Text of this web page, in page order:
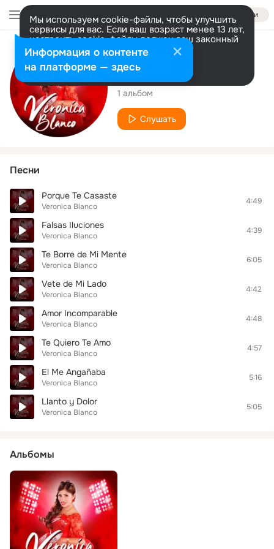
Войти
Мы используем cookie-файлы, чтобы улучшить
сервисы для вас. Если ваш возраст менее 13 лет,
настроить cookie-файлы должен ваш законный
представитель. Больше информации
Разрешить все Настроить
Исполнитель
Veronica Blanco
1 альбом
Слушать
Песни
Porque Te Casaste
Veronica Blanco
4:49
Falsas Iluciones
Veronica Blanco
4:39
Te Borre de Mi Mente
Veronica Blanco
6:05
Vete de Mi Lado
Veronica Blanco
4:42
Amor Incomparable
Veronica Blanco
4:48
Te Quiero Te Amo
Veronica Blanco
4:57
El Me Angañaba
Veronica Blanco
5:16
Llanto y Dolor
Veronica Blanco
5:05
Альбомы
Информация о контенте
на платформе — здесь